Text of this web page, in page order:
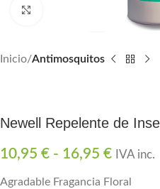
Inicio Antimosquitos
Newell Repelente de
10,95 € - 16,95 € IVA inc.
Agradable Fragancia Floral